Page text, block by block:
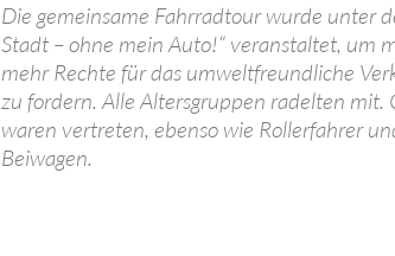
Die gemeinsame Fahrradtour wurde unter
Stadt – ohne mein Auto!“ veranstaltet, um
mehr Rechte für das umweltfreundliche
zu fordern. Alle Altersgruppen radelten mit.
waren vertreten, ebenso wie Rollerfahrer
Beiwagen.